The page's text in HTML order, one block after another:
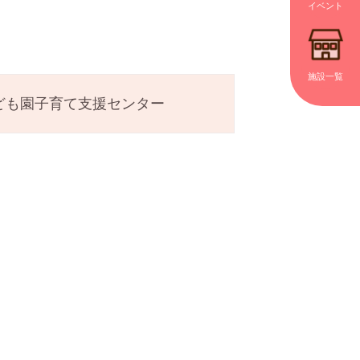
イベント
施設一覧
園子育て支援センター